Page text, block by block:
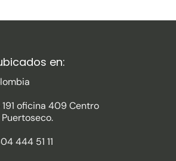
en:
oficina 409 Centro
444 51 11